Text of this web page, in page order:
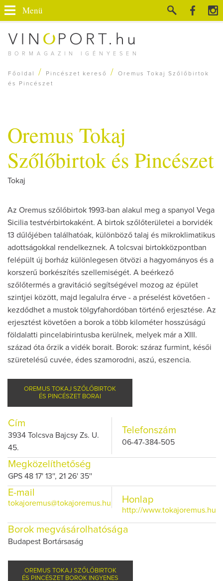
BORMAGAZIN IGÉNYESEN
Menü
Főoldal / Pincészet kereső /
Oremus Tokaj Szőlőbirtok
és Pincészet
Oremus Tokaj
Szőlőbirtok és Pincészet
Tokaj
Az Oremus szőlőbirtok 1993-ban alakul meg a spanyol Vega
Sicilia testvérbirtokaként. A birtok szőlőterületei a borvidék
13 dűlőjében találhatóak, különböző talaj és mikroklimatikus
adottságokkal rendelkeznek. A tolcsvai birtokközpontban
felépült új borház különlegesen ötvözi a hagyományos és a
korszerű borkészítés szellemiségét. A beérkező
szőlőtermés a gravitáció segítségével mozog az épület
szintjei között, majd legalulra érve - a préselést követően -
kezdődhet a mustok tölgyfahordóban történő erjesztése. Az
erjesztést követően a borok a több kilométer hosszúságú
földalatti pincelabirintusba kerülnek, melyek már a XIII.
század óta őrzik a vidék borait. Borok: száraz furmint, késői
szüretelésű cuvée, édes szamorodni, aszú, eszencia.
OREMUS TOKAJ SZŐLŐBIRTOK
ÉS PINCÉSZET BORAI
Cím
3934 Tolcsva Bajcsy Zs. U.
45.
Telefonszám
06-47-384-505
Megközelíthetőség
GPS 48 17' 13'', 21 26' 35''
E-mail
tokajoremus@tokajoremus.hu Honlap
http://www.tokajoremus.hu
Borok megvásárolhatósága
Budapest Bortársaság
OREMUS TOKAJ SZŐLŐBIRTOK
ÉS PINCÉSZET BOROK INGYENES